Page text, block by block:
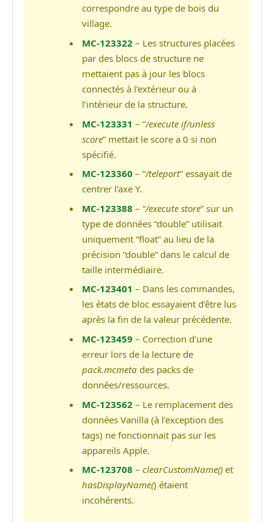
correspondre au type de bois du
village.
MC-123322 – Les structures placées
par des blocs de structure ne
mettaient pas à jour les blocs
connectés à l’extérieur ou à
l’intérieur de la structure.
MC-123331 – “/execute if/unless
score” mettait le score a 0 si non
spécifié.
MC-123360 – “/teleport” essayait de
centrer l’axe Y.
MC-123388 – “/execute store” sur un
type de données “double” utilisait
uniquement “float” au lieu de la
précision “double” dans le calcul de
taille intermédiaire.
MC-123401 – Dans les commandes,
les états de bloc essayaient d’être lus
après la fin de la valeur précédente.
MC-123459 – Correction d’une
erreur lors de la lecture de
pack.mcmeta des packs de
données/ressources.
MC-123562 – Le remplacement des
données Vanilla (à l’exception des
tags) ne fonctionnait pas sur les
appareils Apple.
MC-123708 – clearCustomName() et
hasDisplayName() étaient
incohérents.